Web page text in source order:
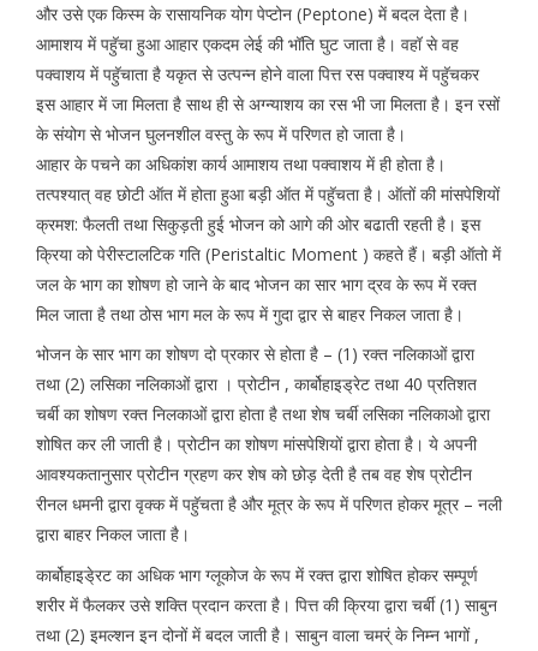
और उसे एक किस्म के रासायनिक योग पेप्टोन (Peptone) में बदल देता है।
आमाशय में पहुॅचा हुआ आहार एकदम लेई की भॉति घुट जाता है। वहॉ से वह
पक्वाशय में पहुॅचाता है यकृत से उत्पन्न होने वाला पित्त रस पक्वाश्य में पहुॅचकर
इस आहार में जा मिलता है साथ ही से अग्न्याशय का रस भी जा मिलता है। इन रसों
के संयोग से भोजन घुलनशील वस्तु के रूप में परिणत हो जाता है।
आहार के पचने का अधिकांश कार्य आमाशय तथा पक्वाशय में ही होता है।
तत्पश्यात् वह छोटी ऑत में होता हुआ बड़ी ऑत में पहुॅचता है। ऑतों की मांसपेशियों
क्रमश: फैलती तथा सिकुड़ती हुई भोजन को आगे की ओर बढाती रहती है। इस
क्रिया को पेरीस्टालटिक गति (Peristaltic Moment ) कहते हैं। बड़ी ऑतो में
जल के भाग का शोषण हो जाने के बाद भोजन का सार भाग द्रव के रूप में रक्त
मिल जाता है तथा ठोस भाग मल के रूप में गुदा द्वार से बाहर निकल जाता है।
भोजन के सार भाग का शोषण दो प्रकार से होता है – (1) रक्त नलिकाओं द्वारा
तथा (2) लसिका नलिकाओं द्वारा । प्रोटीन , कार्बोहाइड्रेट तथा 40 प्रतिशत
चर्बी का शोषण रक्त निलकाओं द्वारा होता है तथा शेष चर्बी लसिका नलिकाओ द्वारा
शोषित कर ली जाती है। प्रोटीन का शोषण मांसपेशियों द्वारा होता है। ये अपनी
आवश्यकतानुसार प्रोटीन ग्रहण कर शेष को छोड़ देती है तब वह शेष प्रोटीन
रीनल धमनी द्वारा वृक्क में पहुॅचता है और मूत्र के रूप में परिणत होकर मूत्र – नली
द्वारा बाहर निकल जाता है।
कार्बोहाइडे्रट का अधिक भाग ग्लूकोज के रूप में रक्त द्वारा शोषित होकर सम्पूर्ण
शरीर में फैलकर उसे शक्ति प्रदान करता है। पित्त की क्रिया द्वारा चर्बी (1) साबुन
तथा (2) इमल्शन इन दोनों में बदल जाती है। साबुन वाला चमर्ं के निम्न भागों ,